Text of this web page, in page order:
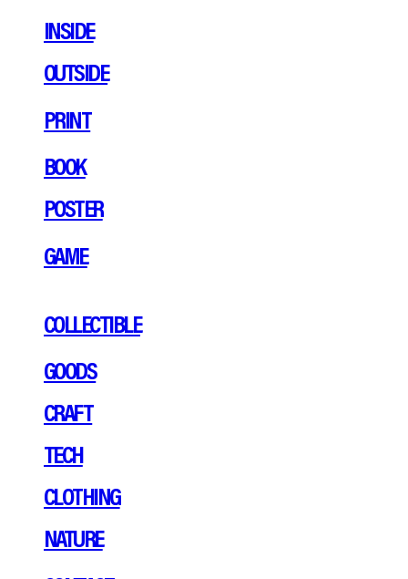
INSIDE
OUTSIDE
PRINT
BOOK
POSTER
GAME
COLLECTIBLE
GOODS
CRAFT
TECH
CLOTHING
NATURE